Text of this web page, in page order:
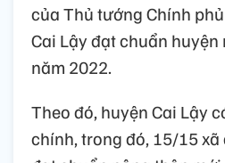
của Thủ tướng Chính
Cai Lậy đạt chuẩn
năm 2022.
Theo đó, huyện Cai Lậy
chính, trong đó, 15/15